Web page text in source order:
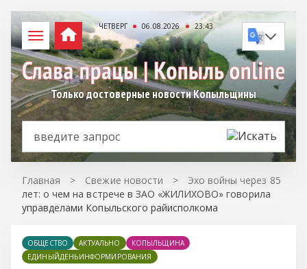
ЧЕТВЕРГ 06.08.2026 23:43
Только достоверные новости Копыльщины
Главная > Свежие новости >
Эхо войны через 85
лет: о чем на встрече в ЗАО «ЖИЛИХОВО» говорила
управделами Копыльского райисполкома
ОБЩЕСТВО АКТУАЛЬНО
КОПЫЛЬЩИНА
ЕДИНЫЙДЕНЬИНФОРМИРОВАНИЯ